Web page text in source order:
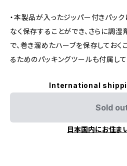
・本製品が入ったジッパー付きパッ
なく保存することができ、さらに調
で、巻き溜めたハーブを保存しておく
るためのパッキングツールも付属して
International
Sold
日本国内にお住ま